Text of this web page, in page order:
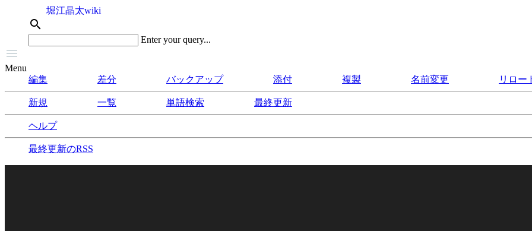
堀江晶太wiki
search
Enter your query...

Menu
編集
差分 バックアップ 添付 複製 名前変更 リロー
新規 一覧 単語検索 最終更新
ヘルプ
最終更新のRSS